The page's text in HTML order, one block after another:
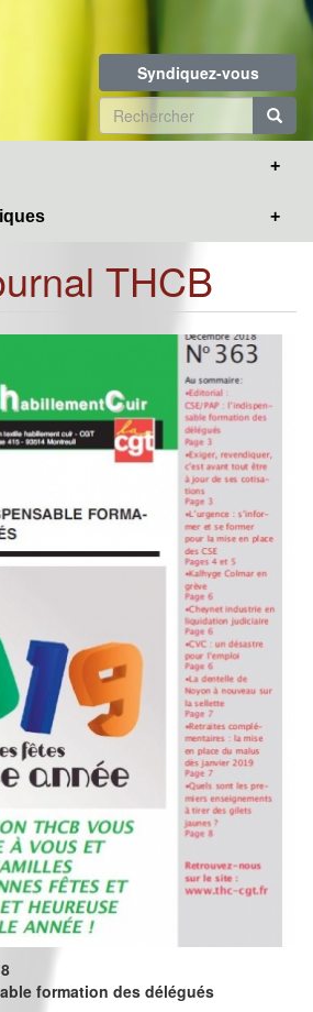
Syndiquez-vous
Formulaire
de
THCB
formation des délégués